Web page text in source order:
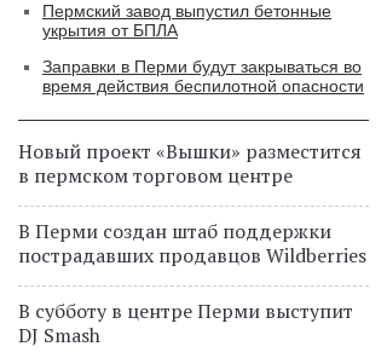
Пермский завод выпустил бетонные
укрытия от БПЛА
Заправки в Перми будут закрываться во
время действия беспилотной опасности
Новый проект «Вышки» разместится
в пермском торговом центре
В Перми создан штаб поддержки
пострадавших продавцов Wildberries
В субботу в центре Перми выступит
DJ Smash